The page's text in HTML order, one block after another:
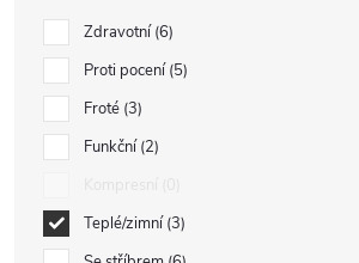
Zdravotní 6
Proti pocení 5
Froté 3
Funkční 2
Teplé/zimní 3